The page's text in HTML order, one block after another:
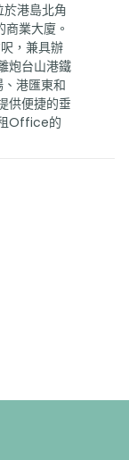
港島北角
業大廈。
，兼具辦
炮台山港鐵
港匯東和
供便捷的垂
Office的